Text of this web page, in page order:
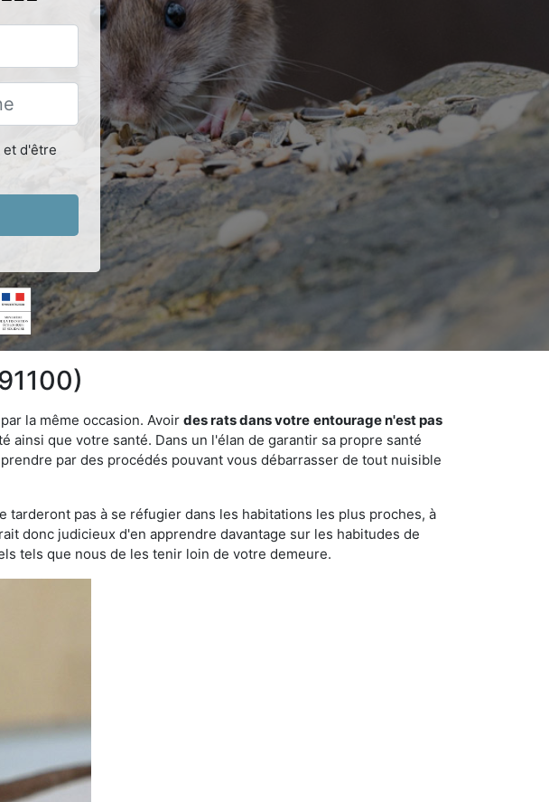
et d'être
la même occasion. Avoir des rats dans votre entourage n'est pas
que votre santé. Dans un l'élan de garantir sa propre santé
par des procédés pouvant vous débarrasser de tout nuisible
pas à se réfugier dans les habitations les plus proches, à
donc judicieux d'en apprendre davantage sur les habitudes de
tels que nous de les tenir loin de votre demeure.